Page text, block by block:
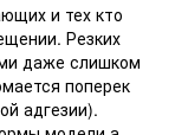
и тех кто
Резких
даже слишком
поперек
адгезии).